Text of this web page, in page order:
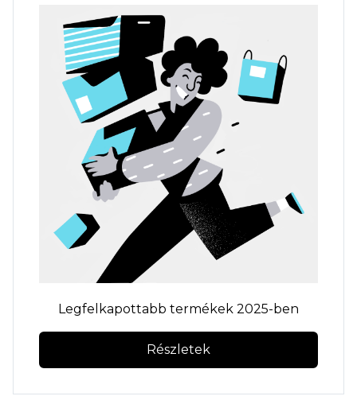
Legfelkapottabb termékek 2025-ben
Részletek